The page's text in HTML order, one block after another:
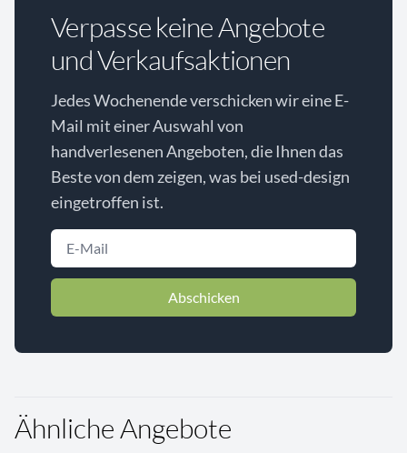
Verpasse keine Angebote
und Verkaufsaktionen
Jedes Wochenende verschicken wir eine E-
Mail mit einer Auswahl von
handverlesenen Angeboten, die Ihnen das
Beste von dem zeigen, was bei used-design
eingetroffen ist.
Abschicken
Ähnliche Angebote